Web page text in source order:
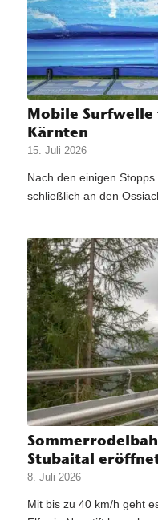
Mobile
Kärnten
15. Juli 2026
Nach den einigen
schließlich an den
Stubaital
8. Juli 2026
Mit bis zu 40 km/h geht